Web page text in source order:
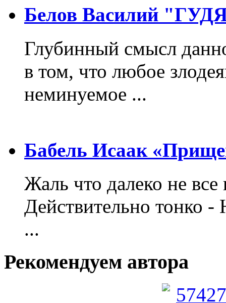
Белов Василий
Глубинный смысл
в том, что любое
неминуемое ...
Бабель Исаак
Жаль что далеко не
Действительно тонко
...
Рекомендуем автора